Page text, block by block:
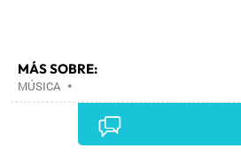
MÁS SOBRE:
MÚSICA •